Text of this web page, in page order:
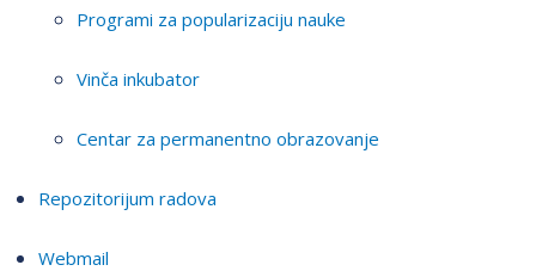
Programi za popularizaciju nauke
Vinča inkubator
Centar za permanentno obrazovanje
Repozitorijum radova
Webmail